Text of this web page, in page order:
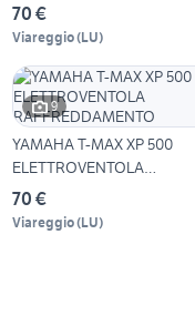
70 €
Viareggio(LU)
9
YAMAHA T-MAX XP 500
ELETTROVENTOLA
RAFFREDDAMENTO
70 €
Viareggio(LU)